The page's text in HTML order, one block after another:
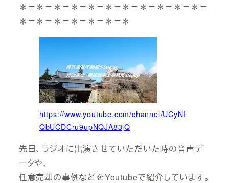
＊＝＊＝＊＝＊＝＊＝＊＝＊＝＊＝＊＝＊＝＊＝
＊＝＊＝＊＝＊＝＊＝＊＝＊
https://www.youtube.com/channel/UCyNI
QbUCDCru9upNQJA83jQ
先日、ラジオに出演させていただいた時の音声デ
ータや、
任意売却の事例などをYoutubeで紹介しています。